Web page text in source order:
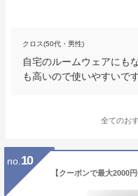
クロス(50代・男性)
自宅のルームウェアにも
も高いので使いやすいです
全てのお
no. 10